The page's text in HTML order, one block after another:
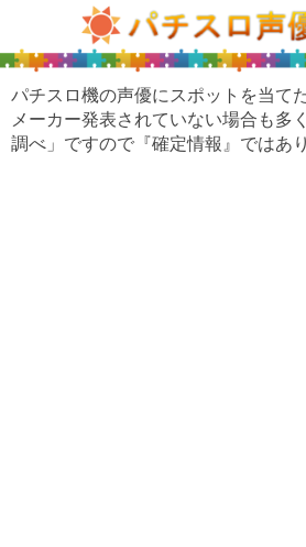
パチスロ機の声優にスポットを当て
メーカー発表されていない場合も多
調べ」ですので『確定情報』ではあ